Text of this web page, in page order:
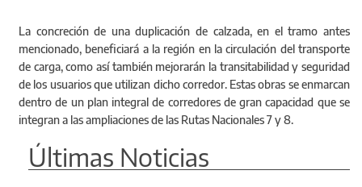
La concreción de una duplicación de calzada, en el tramo antes
mencionado, beneficiará a la región en la circulación del transporte
de carga, como así también mejorarán la transitabilidad y seguridad
de los usuarios que utilizan dicho corredor. Estas obras se enmarcan
dentro de un plan integral de corredores de gran capacidad que se
integran a las ampliaciones de las Rutas Nacionales 7 y 8.
Últimas Noticias